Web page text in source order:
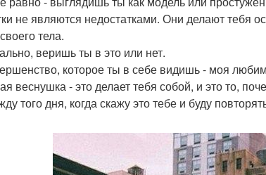
не являются недостатками. Они делают тебя
тела.
веришь ты в это или нет.
которое ты в себе видишь - моя
веснушка - это делает тебя собой, и это то,
того дня, когда скажу это тебе и буду